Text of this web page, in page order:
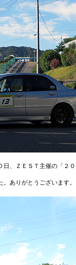
、ＺＥＳＴ主催の「２
ありがとうございます。